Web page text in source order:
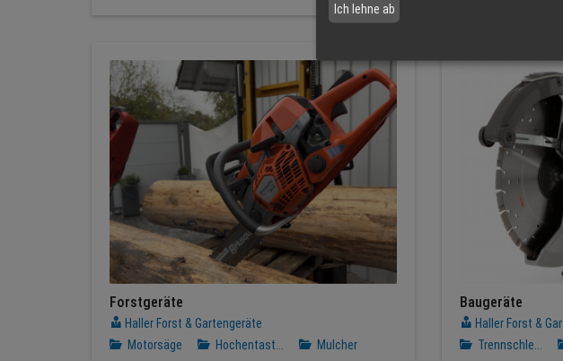
Forstgeräte
Haller Forst & Gartengeräte
Motorsäge
Hochentast... Mulcher
Baugeräte
Haller Forst &
Trennschle...
Ich lehne ab